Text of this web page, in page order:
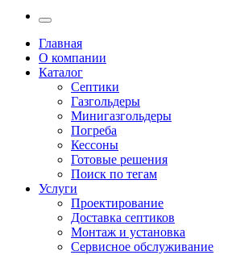
Главная
О компании
Каталог
Септики
Газгольдеры
Минигазгольдеры
Погреба
Кессоны
Готовые решения
Поиск по тегам
Услуги
Проектирование
Доставка септиков
Монтаж и установка
Сервисное обслуживание